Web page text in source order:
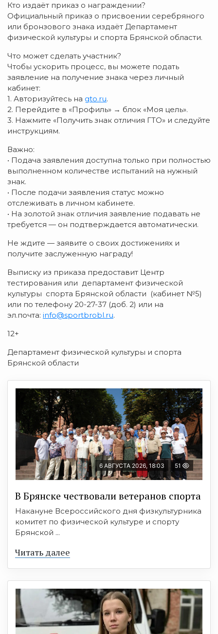
Кто издаёт приказ о награждении?
Официальный приказ о присвоении серебряного
или бронзового знака издаёт Департамент
физической культуры и спорта Брянской области.
Что может сделать участник?
Чтобы ускорить процесс, вы можете подать
заявление на получение знака через личный
кабинет:
1. Авторизуйтесь на gto.ru.
2. Перейдите в «Профиль» → блок «Моя цель».
3. Нажмите «Получить знак отличия ГТО» и следуйте
инструкциям.
Важно:
• Подача заявления доступна только при полностью
выполненном количестве испытаний на нужный
знак.
• После подачи заявления статус можно
отслеживать в личном кабинете.
• На золотой знак отличия заявление подавать не
требуется — он подтверждается автоматически.
Не ждите — заявите о своих достижениях и
получите заслуженную награду!
Выписку из приказа предоставит Центр
тестирования или департамент физической
культуры спорта Брянской области (кабинет №5)
или по телефону 20-27-37 (доб. 2) или на
эл.почта: info@sportbrobl.ru.
12+
Департамент физической культуры и спорта
Брянской области
6 АВГУСТА 2026, 18:03 51
В Брянске чествовали ветеранов спорта
Накануне Всероссийского дня физкультурника
комитет по физической культуре и спорту
Брянской ...
Читать далее